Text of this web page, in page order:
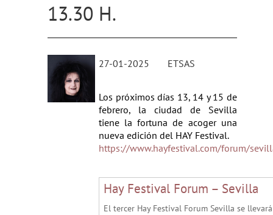
13.30 H.
ETSAS
27-01-2025
Los próximos días 13, 14 y 15 de
febrero, la ciudad de Sevilla
tiene la fortuna de acoger una
nueva edición del HAY Festival.
https://www.hayfestival.com/forum/
Hay Festival Forum – Sevilla
El tercer Hay Festival Forum Sevilla se